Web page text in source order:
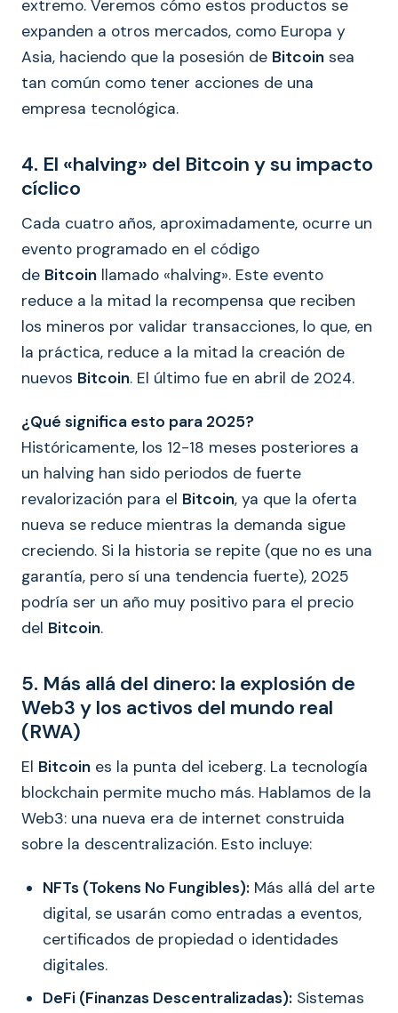
extremo. Veremos cómo estos productos se
expanden a otros mercados, como Europa y
Asia, haciendo que la posesión de Bitcoin sea
tan común como tener acciones de una
empresa tecnológica.
4. El «halving» del Bitcoin y su impacto
cíclico
Cada cuatro años, aproximadamente, ocurre un
evento programado en el código
de Bitcoin llamado «halving». Este evento
reduce a la mitad la recompensa que reciben
los mineros por validar transacciones, lo que, en
la práctica, reduce a la mitad la creación de
nuevos Bitcoin. El último fue en abril de 2024.
¿Qué significa esto para 2025?
Históricamente, los 12-18 meses posteriores a
un halving han sido periodos de fuerte
revalorización para el Bitcoin, ya que la oferta
nueva se reduce mientras la demanda sigue
creciendo. Si la historia se repite (que no es una
garantía, pero sí una tendencia fuerte), 2025
podría ser un año muy positivo para el precio
del Bitcoin.
5. Más allá del dinero: la explosión de
Web3 y los activos del mundo real
(RWA)
El Bitcoin es la punta del iceberg. La tecnología
blockchain permite mucho más. Hablamos de la
Web3: una nueva era de internet construida
sobre la descentralización. Esto incluye:
NFTs (Tokens No Fungibles): Más allá del arte
digital, se usarán como entradas a eventos,
certificados de propiedad o identidades
digitales.
DeFi (Finanzas Descentralizadas): Sistemas